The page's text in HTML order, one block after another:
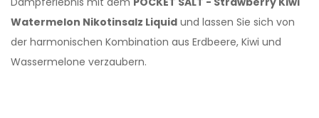
Watermelon Nikotinsalz Liquid und lassen Sie sich von
der harmonischen Kombination aus Erdbeere, Kiwi und
Wassermelone verzaubern.